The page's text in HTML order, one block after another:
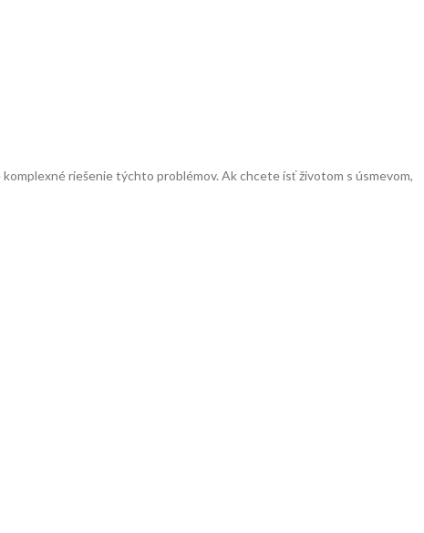
komplexné riešenie týchto problémov. Ak chcete ísť životom s úsmevom,